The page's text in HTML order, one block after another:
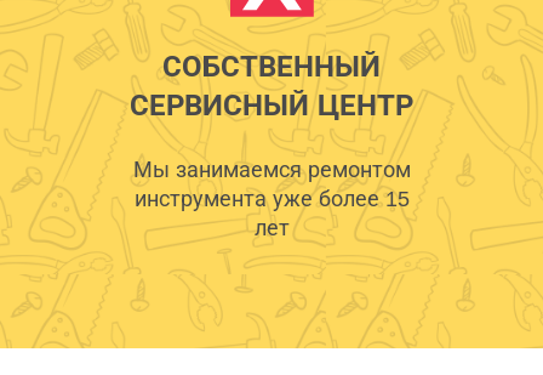
СОБСТВЕННЫЙ
СЕРВИСНЫЙ ЦЕНТР
Мы занимаемся ремонтом
инструмента уже более 15
лет